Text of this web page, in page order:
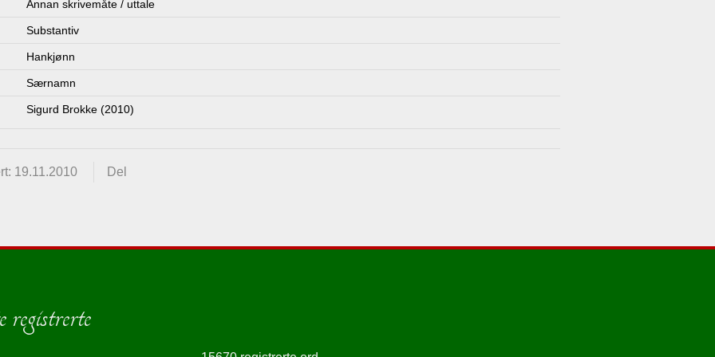
Annan skrivemåte / uttale
Substantiv
Hankjønn
Særnamn
Sigurd Brokke (2010)
19.11.2010 Del
registrerte